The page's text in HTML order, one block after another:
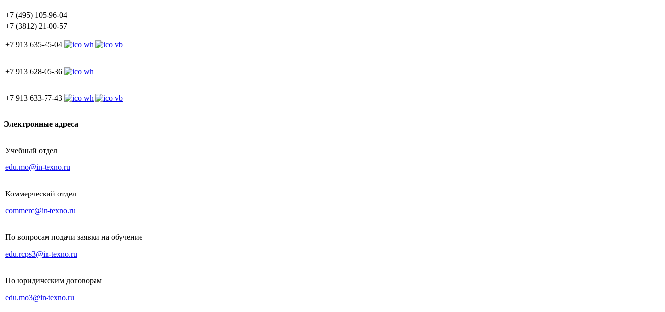
+7 (495) 105-96-04
+7 (3812) 21-00-57
+7 913 635-45-04
+7 913 628-05-36
+7 913 633-77-43
Электронные адреса
Учебный отдел
edu.mo@in-texno.ru
Коммерческий отдел
commerc@in-texno.ru
По вопросам подачи заявки на обучение
edu.rcps3@in-texno.ru
По юридическим договорам
edu.mo3@in-texno.ru